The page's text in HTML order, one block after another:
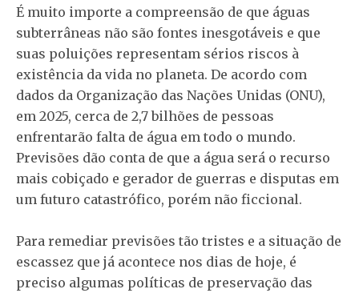
É muito importe a compreensão de que águas
subterrâneas não são fontes inesgotáveis e que
suas poluições representam sérios riscos à
existência da vida no planeta. De acordo com
dados da Organização das Nações Unidas (ONU),
em 2025, cerca de 2,7 bilhões de pessoas
enfrentarão falta de água em todo o mundo.
Previsões dão conta de que a água será o recurso
mais cobiçado e gerador de guerras e disputas em
um futuro catastrófico, porém não ficcional.
Para remediar previsões tão tristes e a situação de
escassez que já acontece nos dias de hoje, é
preciso algumas políticas de preservação das